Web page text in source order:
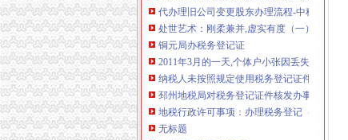
处世艺术：刚柔兼并,虚实有度（一）
铜元局办税务登记证
2011年3月的一天,个体户小张因丢失了税务
纳税人未按照规定使用税务登记证件,或者转
邳州地税局对税务登记证件核发办事指南-优
地税行政许可事项：办理税务登记（开业、
无标题
八公里办税务登记证